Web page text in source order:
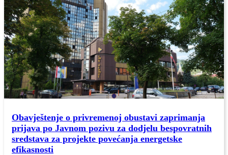
Obavještenje o privremenoj obustavi zaprimanja
prijava po Javnom pozivu za dodjelu bespovratnih
sredstava za projekte povećanja energetske
efikasnosti